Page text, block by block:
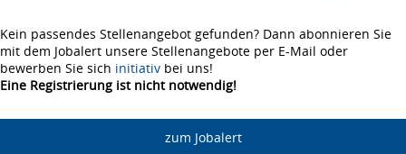
Kein passendes Stellenangebot gefunden? Dann abonnieren Sie
mit dem Jobalert unsere Stellenangebote per E-Mail oder
bewerben Sie sich initiativ bei uns!
Eine Registrierung ist nicht notwendig!
zum Jobalert